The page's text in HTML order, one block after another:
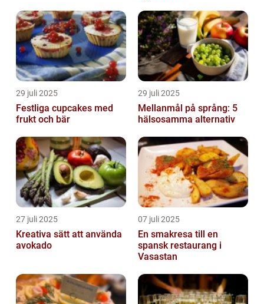
29 juli 2025
Festliga cupcakes med
frukt och bär
29 juli 2025
Mellanmål på språng: 5
hälsosamma alternativ
27 juli 2025
Kreativa sätt att använda
avokado
07 juli 2025
En smakresa till en
spansk restaurang i
Vasastan